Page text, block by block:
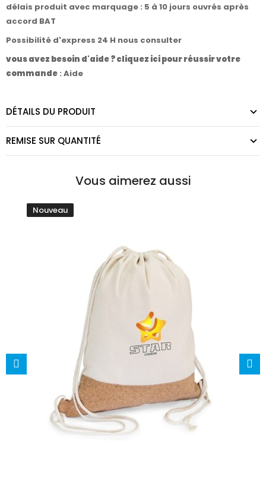
délais produit avec marquage : 5 à 10 jours ouvrés après
accord BAT
Possibilité d'express 24 H nous consulter
vous avez besoin d'aide ? cliquez ici pour réussir votre
commande : Aide
DÉTAILS DU PRODUIT
REMISE SUR QUANTITÉ
Vous aimerez aussi
Nouveau